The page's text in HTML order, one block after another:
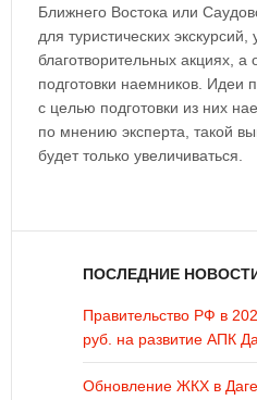
Ближнего Востока или
для туристических экскурсий,
благотворительных акциях, а
подготовки наемников. Идеи
с целью подготовки из них
по мнению эксперта, такой
будет только увеличиваться.
ПОСЛЕДНИЕ
Правительство РФ в
руб. на развитие АПК
Обновление ЖКХ в